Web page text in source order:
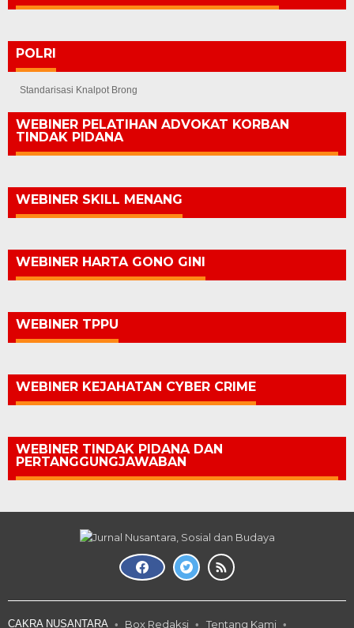
POLRI
Standarisasi Knalpot Brong
WEBINER PELATIHAN ADVOKAT KORBAN
TINDAK PIDANA
WEBINER SKILL MENANG
WEBINER HARTA GONO GINI
WEBINER TPPU
WEBINER KEJAHATAN CYBER CRIME
WEBINER TINDAK PIDANA DAN
PERTANGGUNGJAWABAN
CAKRA NUSANTARA Box Redaksi Tentang Kami